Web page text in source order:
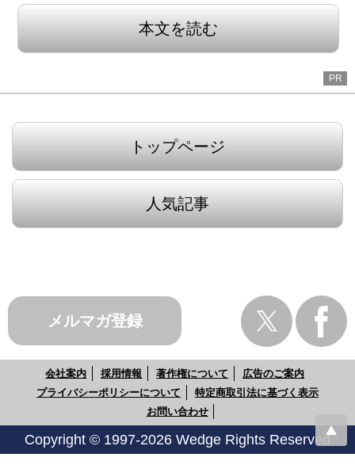
本文を読む
PR
トップページ
人気記事
メルマガ登録
会社案内 採用情報 著作権について
広告のご案内
プライバシーポリシーについて
特定商取引法に基づく表示
お問い合わせ
Copyright © 1997-2026 Wedge Rights Reserved